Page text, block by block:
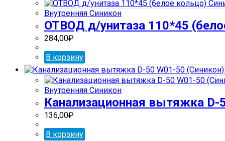
Внутренняя Синикон
ОТВОД д/унитаза 110*45
284,00₽
В корзину
Внутренняя Синикон
Канализационная вытяжка D-
136,00₽
В корзину